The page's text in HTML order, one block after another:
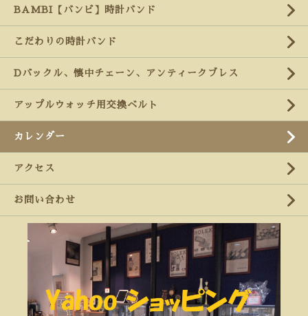
BAMBI【バンビ】時計バンド
こだわりの時計バンド
Dバックル、懐中チェーン、アンティークブレス
アップルウォッチ用交換ベルト
カレンダー
アクセス
お問い合わせ